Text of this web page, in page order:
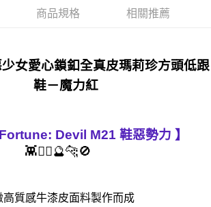
查看運費
商品規格 相關推薦
女愛心鎖釦全真皮瑪莉珍方頭低跟
鞋－魔力紅
Devil M21 鞋惡勢力 】
👾❤️‍🔥🔮🐆🚫
高質感牛漆皮面料製作而成